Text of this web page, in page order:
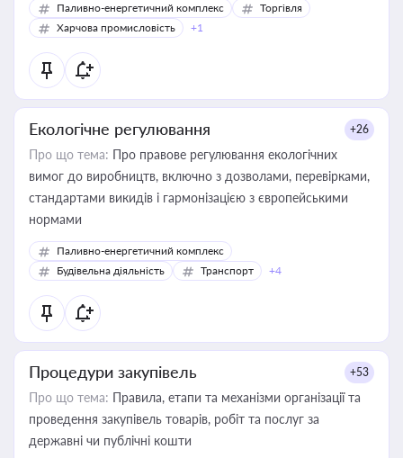
Паливно-енергетичний комплекс
Торгівля
Харчова промисловість
+1
Екологічне регулювання +26
Про що тема: Про правове регулювання екологічних
вимог до виробництв, включно з дозволами, перевірками,
стандартами викидів і гармонізацією з європейськими
нормами
Паливно-енергетичний комплекс
Будівельна діяльність
Транспорт +4
Процедури закупівель +53
Про що тема: Правила, етапи та механізми організації та
проведення закупівель товарів, робіт та послуг за
державні чи публічні кошти